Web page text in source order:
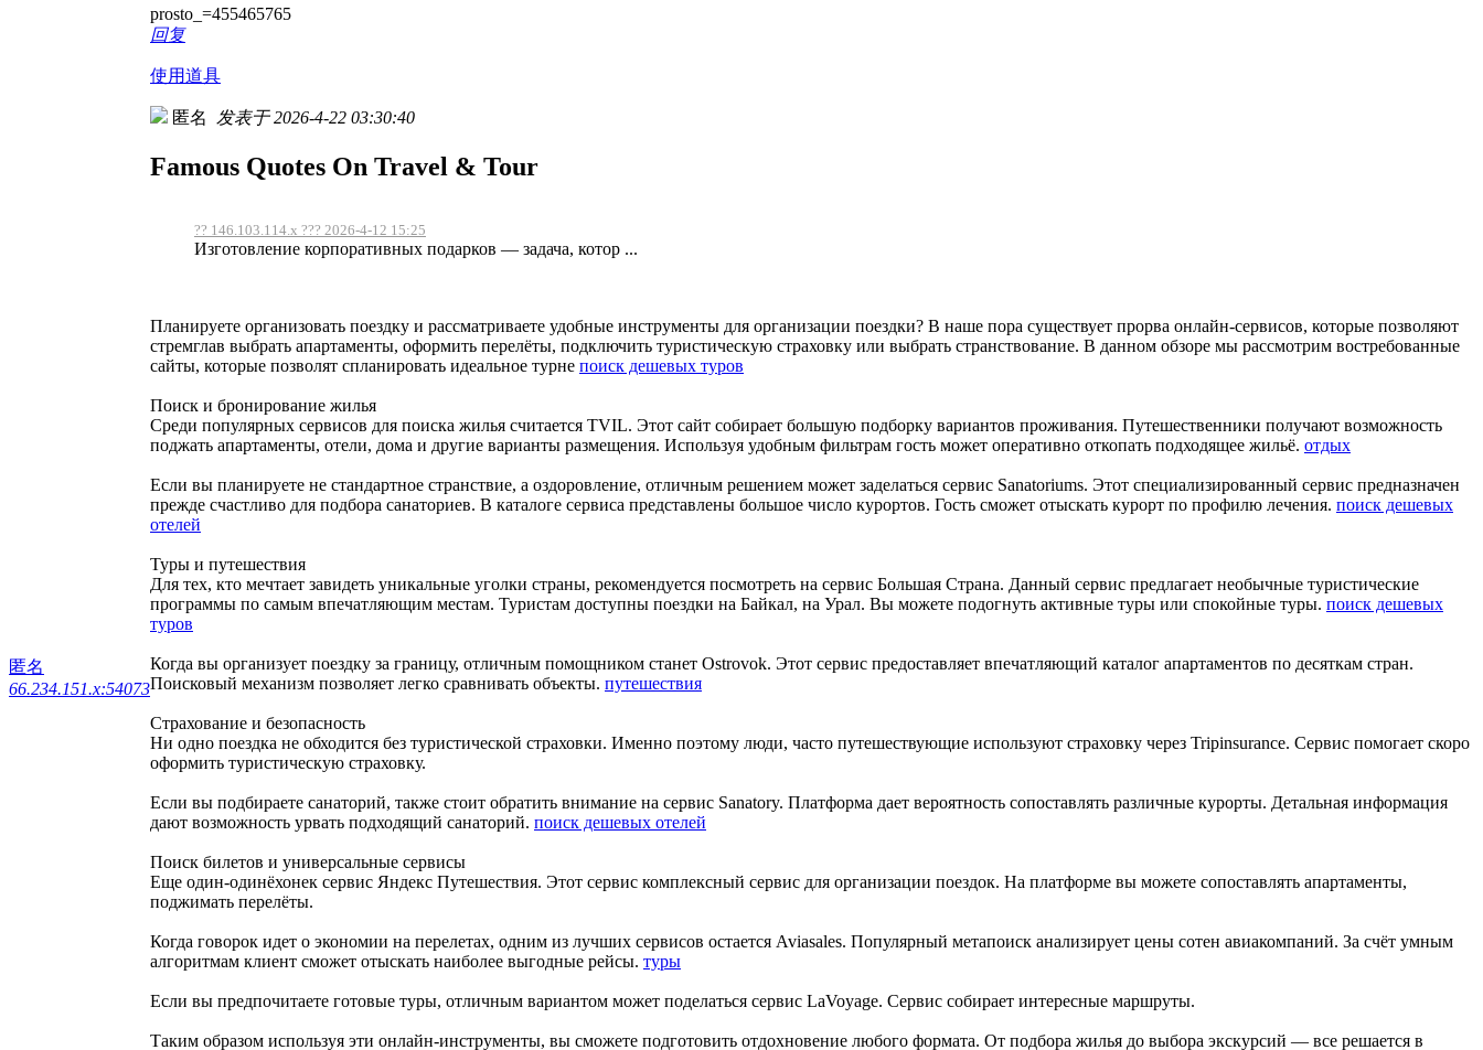
prosto_=455465765
回复
使用道具
匿名
66.234.151.x:54073
匿名 发表于 2026-4-22 03:30:40
Famous Quotes On Travel & Tour
?? 146.103.114.x ??? 2026-4-12 15:25
Изготовление корпоративных подарков — задача, котор ...
Планируете организовать поездку и рассматриваете удобные инструменты для организации поездки? В наше пора существует прорва онлайн-сервисов, которые позволяют
стремглав выбрать апартаменты, оформить перелёты, подключить туристическую страховку или выбрать странствование. В данном обзоре мы рассмотрим востребованные
сайты, которые позволят спланировать идеальное турне поиск дешевых туров
Поиск и бронирование жилья
Среди популярных сервисов для поиска жилья считается TVIL. Этот сайт собирает большую подборку вариантов проживания. Путешественники получают возможность
поджать апартаменты, отели, дома и другие варианты размещения. Используя удобным фильтрам гость может оперативно откопать подходящее жильё. отдых
Если вы планируете не стандартное странствие, а оздоровление, отличным решением может заделаться сервис Sanatoriums. Этот специализированный сервис предназначен
прежде счастливо для подбора санаториев. В каталоге сервиса представлены большое число курортов. Гость сможет отыскать курорт по профилю лечения. поиск дешевых
отелей
Туры и путешествия
Для тех, кто мечтает завидеть уникальные уголки страны, рекомендуется посмотреть на сервис Большая Страна. Данный сервис предлагает необычные туристические
программы по самым впечатляющим местам. Туристам доступны поездки на Байкал, на Урал. Вы можете подогнуть активные туры или спокойные туры. поиск дешевых
туров
Когда вы организует поездку за границу, отличным помощником станет Ostrovok. Этот сервис предоставляет впечатляющий каталог апартаментов по десяткам стран.
Поисковый механизм позволяет легко сравнивать объекты. путешествия
Страхование и безопасность
Ни одно поездка не обходится без туристической страховки. Именно поэтому люди, часто путешествующие используют страховку через Tripinsurance. Сервис помогает скоро
оформить туристическую страховку.
Если вы подбираете санаторий, также стоит обратить внимание на сервис Sanatory. Платформа дает вероятность сопоставлять различные курорты. Детальная информация
дают возможность урвать подходящий санаторий. поиск дешевых отелей
Поиск билетов и универсальные сервисы
Еще один-одинёхонек сервис Яндекс Путешествия. Этот сервис комплексный сервис для организации поездок. На платформе вы можете сопоставлять апартаменты,
поджимать перелёты.
Когда говорок идет о экономии на перелетах, одним из лучших сервисов остается Aviasales. Популярный метапоиск анализирует цены сотен авиакомпаний. За счёт умным
алгоритмам клиент сможет отыскать наиболее выгодные рейсы. туры
Если вы предпочитаете готовые туры, отличным вариантом может поделаться сервис LaVoyage. Сервис собирает интересные маршруты.
Таким образом используя эти онлайн-инструменты, вы сможете подготовить отдохновение любого формата. От подбора жилья до выбора экскурсий — все решается в